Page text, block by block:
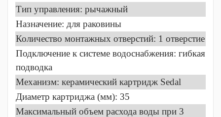
Тип управления: рычажный
Назначение: для раковины
Количество монтажных отверстий: 1 отверстие
Подключение к системе водоснабжения: гибкая
подводка
Механизм: керамический картридж Sedal
Диаметр картриджа (мм): 35
Максимальный объем расхода воды при 3